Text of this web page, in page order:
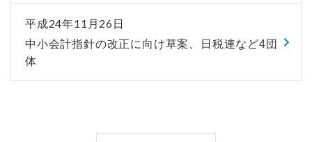
平成24年11月26日
中小会計指針の改正に向け草案、日税連など4団
体